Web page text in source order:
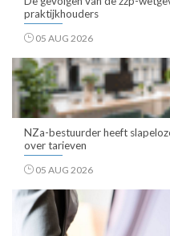
praktijkhouders
05 AUG 2026
NZa-bestuurder heeft
over tarieven
05 AUG 2026